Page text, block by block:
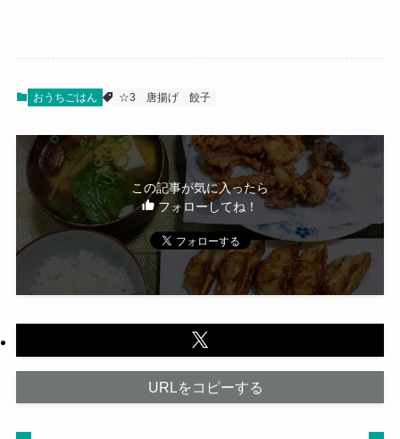
おうちごはん ☆3 唐揚げ 餃子
この記事が気に入ったら
フォローしてね！
URLをコピーする